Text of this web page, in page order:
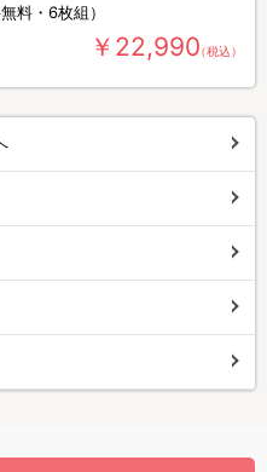
料・6枚組）
￥22,990（税込）